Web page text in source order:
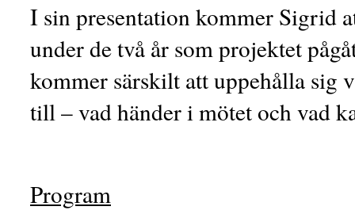
I sin presentation kommer Sigrid
under de två år som projektet
kommer särskilt att uppehålla sig
till – vad händer i mötet och vad
Program